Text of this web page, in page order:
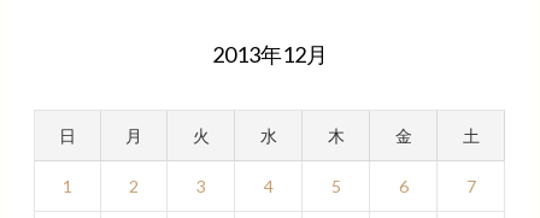
2013年12月
日 月 火 水 木 金 土
1 2 3 4 5 6 7